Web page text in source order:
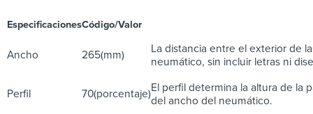
EspecificacionesCódigo/Valor
Ancho 265(mm)
La distancia entre el exterior de
neumático, sin incluir letras ni
Perfil 70(porcentaje)El perfil determina la altura de la
del ancho del neumático.